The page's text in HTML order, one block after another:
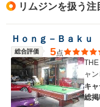
リムジンを扱う注
Ｈｏｎｇ－Ｂａｋｕ
総合評価 5点
ャ
キ
総